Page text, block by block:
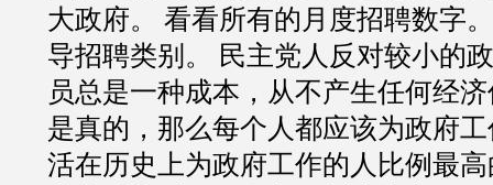
大政府。 看看所有的月度招聘数字
导招聘类别。 民主党人反对较小的
员总是一种成本，从不产生任何经
是真的，那么每个人都应该为政府
活在历史上为政府工作的人比例最